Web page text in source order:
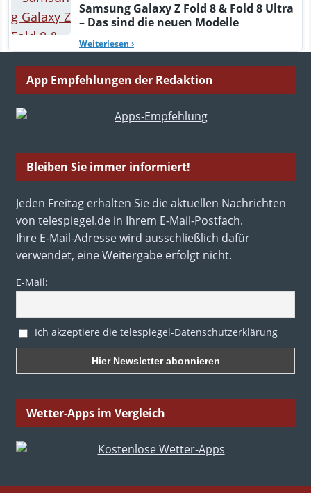
Samsung Galaxy Z Fold 8 & Fold 8 Ultra
– Das sind die neuen Modelle
Weiterlesen ›
App Empfehlungen der Redaktion
Bleiben Sie immer informiert!
Jeden Freitag erhalten Sie die aktuellen Nachrichten
von telespiegel.de in Ihrem E-Mail-Postfach.
Ihre E-Mail-Adresse wird ausschließlich dafür
verwendet, eine Weitergabe erfolgt nicht.
E-Mail:
Ich akzeptiere die telespiegel-Datenschutzerklärung
Wetter-Apps im Vergleich